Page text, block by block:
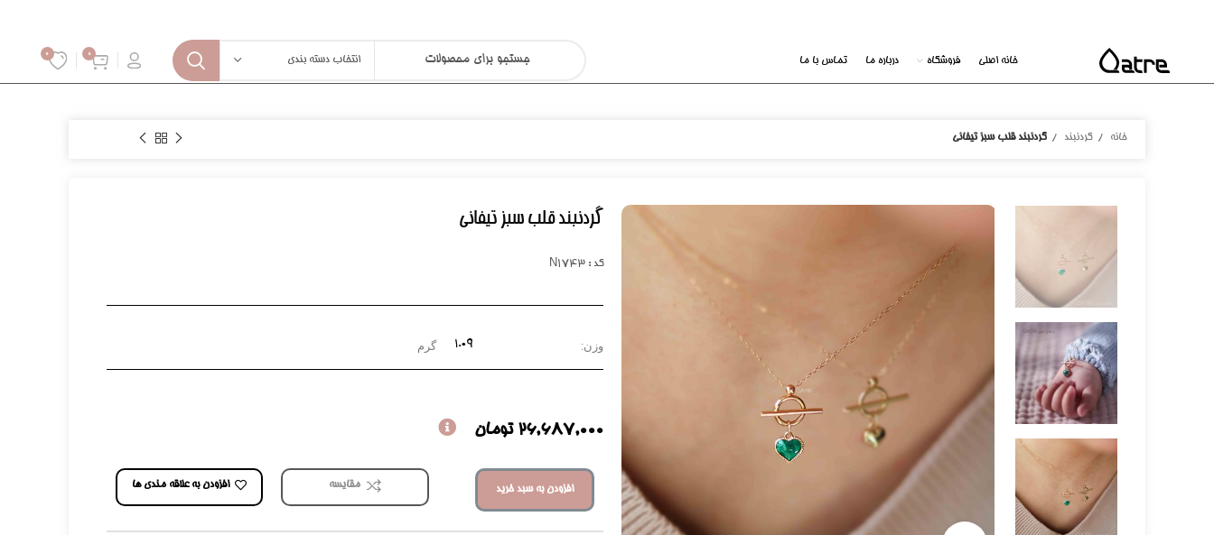
خانه اصلی فروشگاه درباره ما تماس با ما انتخاب دسته بندی
0
0
خانه گردنبند گردنبند قلب سبز تیفانی
گردنبند قلب سبز تیفانی
کد : N1743
وزن: 1.09 گرم
26,687,000 تومان
افزودن به سبد خرید مقایسه افزودن به علاقه مندی ها